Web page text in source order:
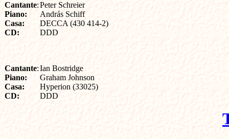
Cantante
Piano:
Casa:
CD:
Peter Schreier
András Schiff
DECCA (430 414-2)
DDD
Cantante
Piano:
Casa:
CD:
Ian Bostridge
Graham Johnson
Hyperion (33025)
DDD